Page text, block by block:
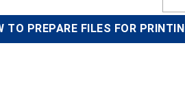
TO PREPARE FILES FOR